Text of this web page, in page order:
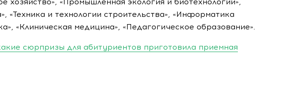
«Техника и технологии строительства», «Информатика
«Клиническая медицина», «Педагогическое образование».
сюрпризы для абитуриентов приготовила приемная